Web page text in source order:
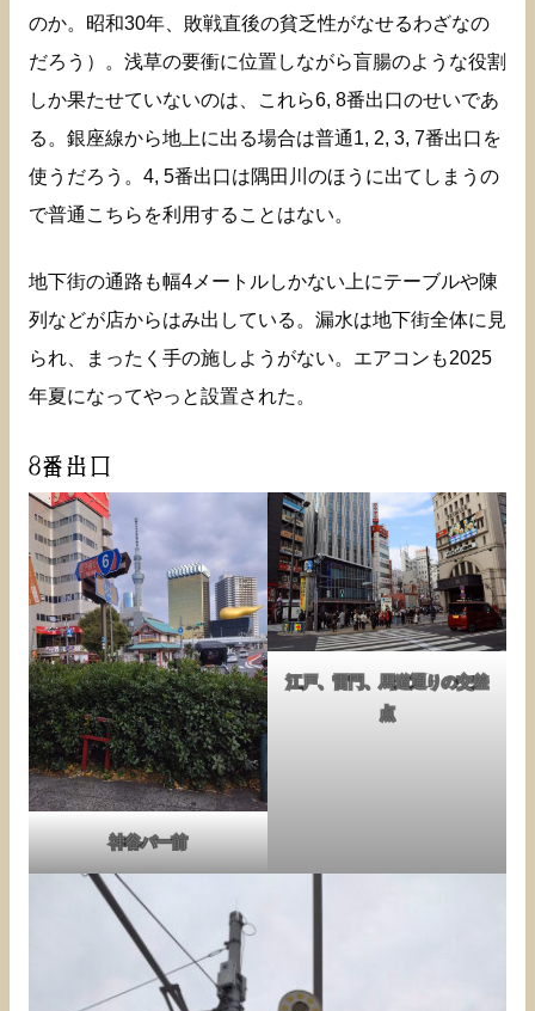
のか。昭和30年、敗戦直後の貧乏性がなせるわざなの
だろう）。浅草の要衝に位置しながら盲腸のような役割
しか果たせていないのは、これら6, 8番出口のせいであ
る。銀座線から地上に出る場合は普通1, 2, 3, 7番出口を
使うだろう。4, 5番出口は隅田川のほうに出てしまうの
で普通こちらを利用することはない。
地下街の通路も幅4メートルしかない上にテーブルや陳
列などが店からはみ出している。漏水は地下街全体に見
られ、まったく手の施しようがない。エアコンも2025
年夏になってやっと設置された。
8番出口
神谷バー前
江戸、雷門、馬道通りの交差
点